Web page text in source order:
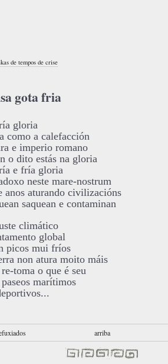
de tempos de crise
gota fria
gloria
como a calefacción
e imperio romano
o dito estás na gloria
e fría gloria
neste mare-nostrum
anos aturando civilizacións
saquean e contaminan
climático
global
picos mui fríos
non atura moito máis
toma o que é seu
marítimos
arriba